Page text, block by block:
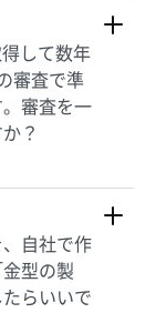
して数年
審査で準
審査を一
？
自社で作
型の製
らいいで